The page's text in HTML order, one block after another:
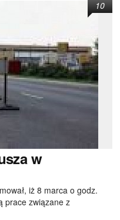
w
iż 8 marca o godz.
prace związane z
10